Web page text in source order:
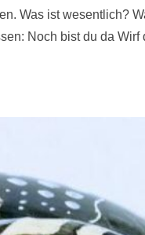
Was ist wesentlich?
Noch bist du da Wirf